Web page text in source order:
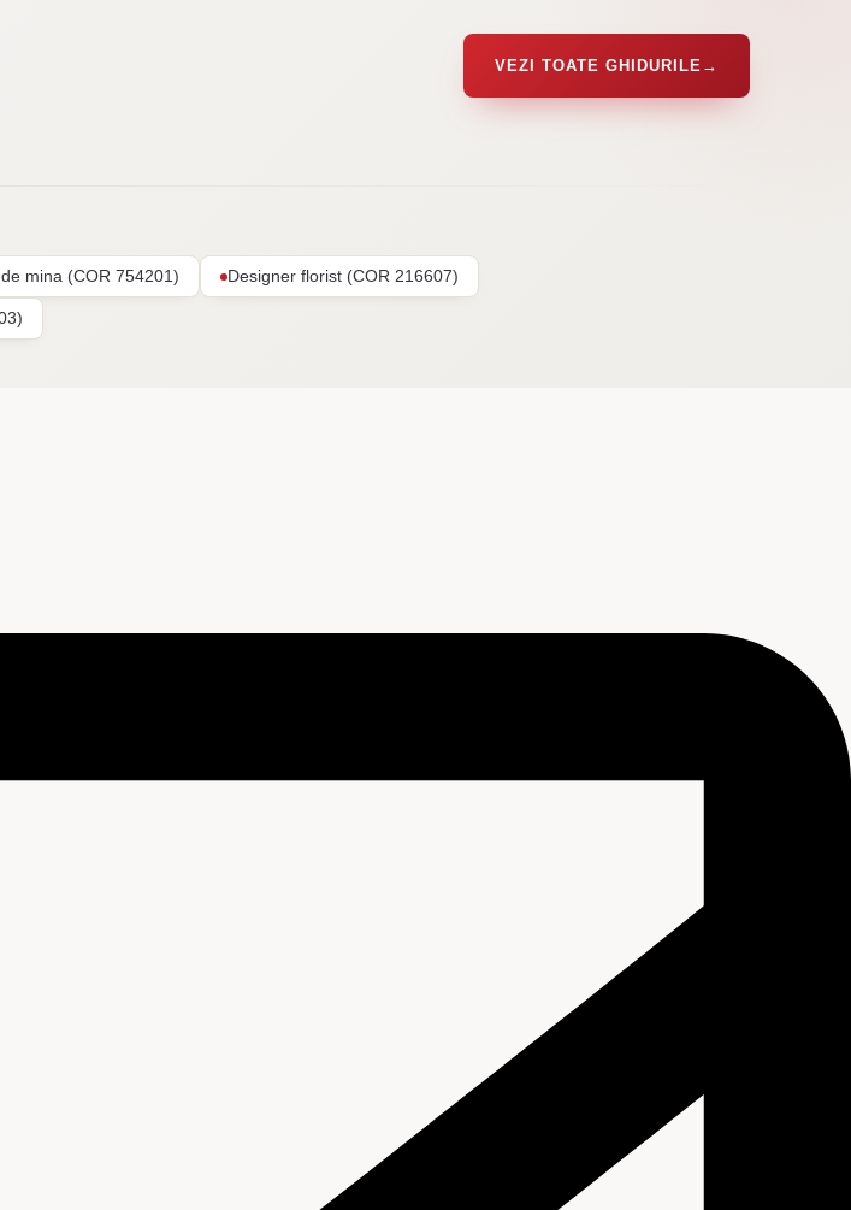
VEZI TOATE GHIDURILE →
mina (COR 754201) Designer florist (COR 216607)